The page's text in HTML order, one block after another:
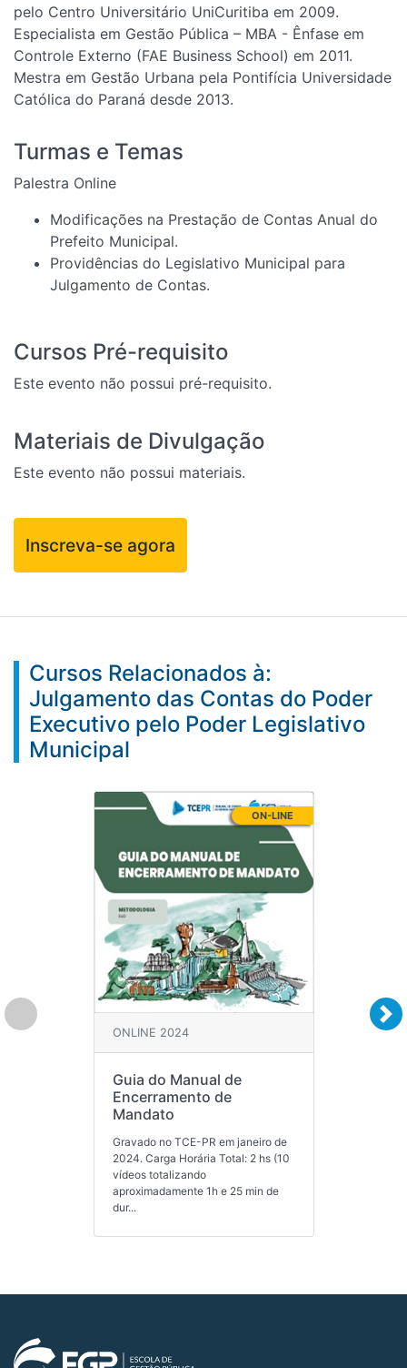
pelo Centro Universitário UniCuritiba em 2009.
Especialista em Gestão Pública – MBA - Ênfase em
Controle Externo (FAE Business School) em 2011.
Mestra em Gestão Urbana pela Pontifícia Universidade
Católica do Paraná desde 2013.
Turmas e Temas
Palestra Online
Modificações na Prestação de Contas Anual do
Prefeito Municipal.
Providências do Legislativo Municipal para
Julgamento de Contas.
Cursos Pré-requisito
Este evento não possui pré-requisito.
Materiais de Divulgação
Este evento não possui materiais.
Inscreva-se agora
Cursos Relacionados à:
Julgamento das Contas do Poder
Executivo pelo Poder Legislativo
Municipal
ON-LINE
ONLINE 2024
Guia do Manual de
Encerramento de
Mandato
Gravado no TCE-PR em janeiro de
2024. Carga Horária Total: 2 hs (10
vídeos totalizando
aproximadamente 1h e 25 min de
dur...